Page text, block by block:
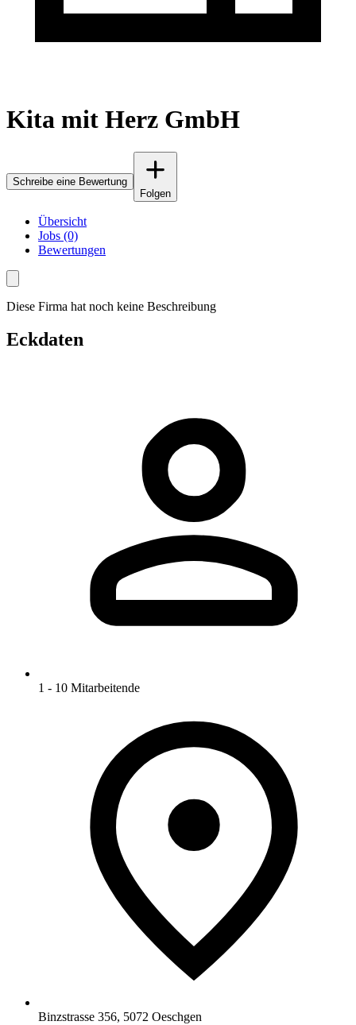
Kita mit Herz GmbH
Schreibe eine Bewertung
Folgen
Übersicht
Jobs (0)
Bewertungen
Diese Firma hat noch keine Beschreibung
Eckdaten
1 - 10 Mitarbeitende
Binzstrasse 356, 5072 Oeschgen